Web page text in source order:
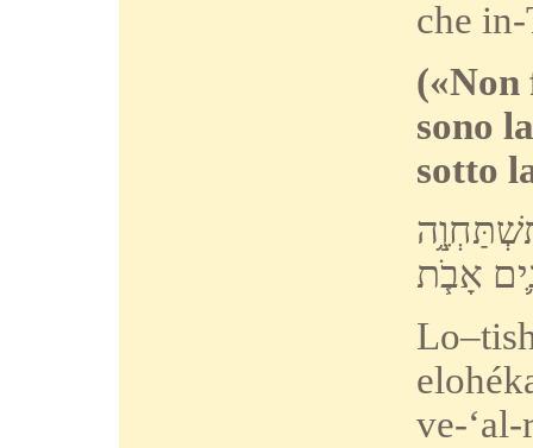
che
(«Non
sono
sotto
אָבֹ֧ת
ve-